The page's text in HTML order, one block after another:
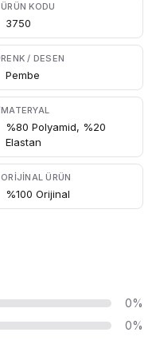
ÜRÜN KODU
3750
RENK / DESEN
Pembe
MATERYAL
%80 Polyamid, %20
Elastan
ORIJINAL ÜRÜN
%100 Orijinal
0%
0%